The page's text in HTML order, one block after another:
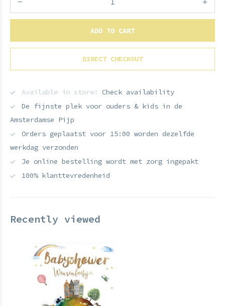
ADD TO CART
DIRECT CHECKOUT
Available in store: Check availability
De fijnste plek voor ouders & kids in de
Amsterdamse Pijp
Orders geplaatst voor 15:00 worden dezelfde
werkdag verzonden
Je online bestelling wordt met zorg ingepakt
100% klanttevredenheid
Recently viewed